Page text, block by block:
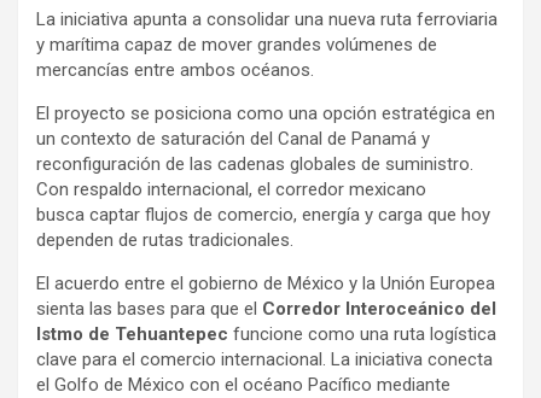
La iniciativa apunta a consolidar una nueva ruta ferroviaria
y marítima capaz de mover grandes volúmenes de
mercancías entre ambos océanos.
El proyecto se posiciona como una opción estratégica en
un contexto de saturación del Canal de Panamá y
reconfiguración de las cadenas globales de suministro.
Con respaldo internacional, el corredor mexicano
busca captar flujos de comercio, energía y carga que hoy
dependen de rutas tradicionales.
El acuerdo entre el gobierno de México y la Unión Europea
sienta las bases para que el Corredor Interoceánico del
Istmo de Tehuantepec funcione como una ruta logística
clave para el comercio internacional. La iniciativa conecta
el Golfo de México con el océano Pacífico mediante